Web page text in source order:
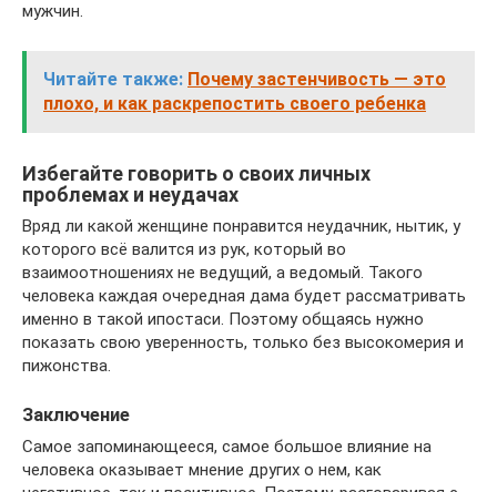
мужчин.
Читайте также: ​Почему застенчивость — это
плохо, и как раскрепостить своего ребенка
Избегайте говорить о своих личных
проблемах и неудачах
Вряд ли какой женщине понравится неудачник, нытик, у
которого всё валится из рук, который во
взаимоотношениях не ведущий, а ведомый. Такого
человека каждая очередная дама будет рассматривать
именно в такой ипостаси. Поэтому общаясь нужно
показать свою уверенность, только без высокомерия и
пижонства.
Заключение
Самое запоминающееся, самое большое влияние на
человека оказывает мнение других о нем, как